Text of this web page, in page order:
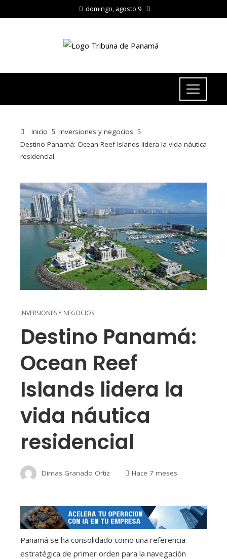
domingo, agosto 9
Inicio
Inversiones y negocios
Destino Panamá: Ocean Reef Islands lidera la vida náutica
residencial
INVERSIONES Y NEGOCIOS
Destino Panamá:
Ocean Reef
Islands lidera la
vida náutica
residencial
Dimas Granado Ortiz Hace 7 meses
Panamá se ha consolidado como una referencia
estratégica de primer orden para la navegación